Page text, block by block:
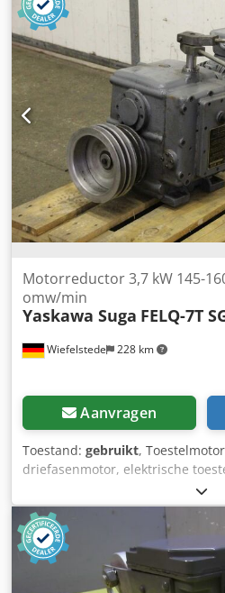
Wiefelstede 228 km
Motorreductor 3,7 kW 145-
omw/min
Yaskawa Suga FELQ-7T
Aanvragen
Toestand: gebruikt,
driefasenmotor, elektrische
van SUGA type STS-2
Yaskawa type FELQ-7T -
705/1340 omw/min Dsdpfx
type SGM-1 -Schakelbare
omw/min -Schacht: Ø 30 x 80
945/360/H480 mm -Gewicht: 233